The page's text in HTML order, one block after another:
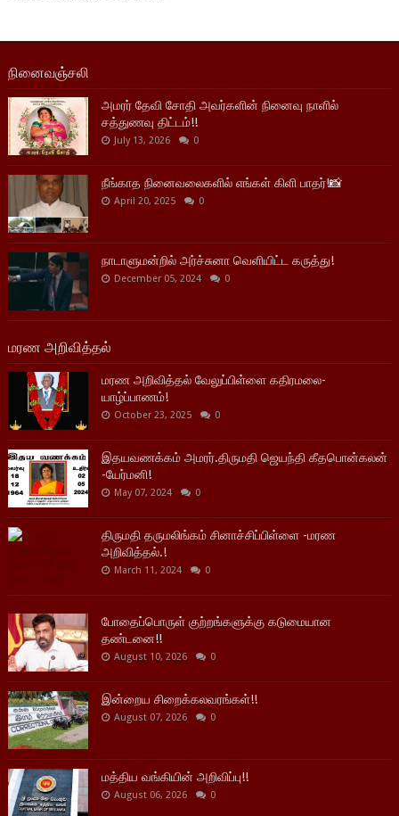
நினைவஞ்சலி
அமரர் தேவி சோதி அவர்களின் நினைவு நாளில்
சத்துணவு திட்டம்!!
July 13, 2026 0
நீங்காத நினைவலைகளில் எங்கள் கிளி பாதர்!📸
April 20, 2025 0
நாடாளுமன்றில் அர்ச்சுனா வெளியிட்ட கருத்து!
December 05, 2024 0
மரண அறிவித்தல்
மரண அறிவித்தல் வேலுப்பிள்ளை கதிரமலை-
யாழ்ப்பாணம்!
October 23, 2025 0
இதயவணக்கம் அமரர்.திருமதி ஜெயந்தி கீதபொன்கலன்
-யேர்மனி!
May 07, 2024 0
திருமதி தருமலிங்கம் சினாச்சிப்பிள்ளை -மரண
அறிவித்தல்.!
March 11, 2024 0
போதைப்பொருள் குற்றங்களுக்கு கடுமையான
தண்டனை!!
August 10, 2026 0
இன்றைய சிறைக்கலவரங்கள்!!
August 07, 2026 0
மத்திய வங்கியின் அறிவிப்பு!!
August 06, 2026 0